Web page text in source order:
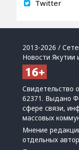
Twitter
2013-2026 /
Новости Якутии
Свидетельство
62371. Выдано
сфере связи,
массовых
Мнение
отдельных